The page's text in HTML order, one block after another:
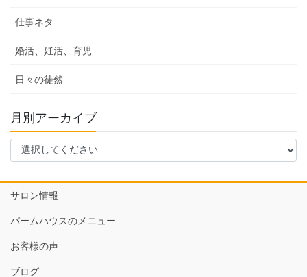
仕事ネタ
婚活、妊活、育児
日々の徒然
月別アーカイブ
サロン情報
パームハウスのメニュー
お客様の声
ブログ